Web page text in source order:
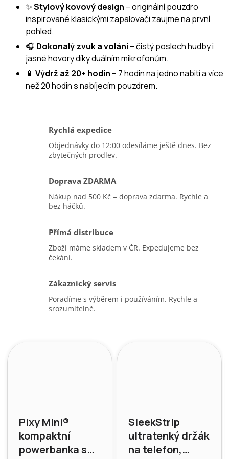
✨Stylový kovový design – originální pouzdro
inspirované klasickými zapalovači zaujme na první
pohled.
🎧 Dokonalý zvuk a volání– čistý poslech hudby i
jasné hovory díky duálním mikrofonům.
🔋 Výdrž až 20+ hodin – 7 hodin na jedno nabití a více
než 20 hodin s nabíjecím pouzdrem.
Rychlá expedice
Objednávky do 12:00 odesíláme ještě dnes. Bez
zbytečných prodlev.
Doprava ZDARMA
Nákup nad 500 Kč = doprava zdarma. Rychle a
bez háčků.
Přímá distribuce
Zboží máme skladem v ČR. Expedujeme bez
čekání.
Zákaznický servis
Poradíme s výběrem i používáním. Rychle a
srozumitelně.
Pixy Mini®
kompaktní
powerbanka s
SleekStrip
ultratenký držák
na telefon,